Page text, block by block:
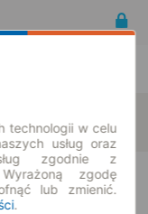
zmień kryteria
technologii w celu
usług oraz
zgodnie z
zgodę
lub zmienić.
.